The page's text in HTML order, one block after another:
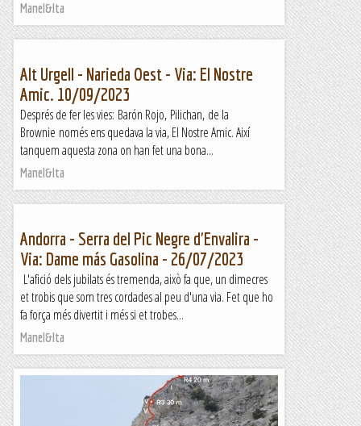
Manel&Ita
Alt Urgell - Narieda Oest - Via: El Nostre
Amic. 10/09/2023
Després de fer les vies: Barón Rojo, Pilichan, de la
Brownie només ens quedava la via, El Nostre Amic. Així
tanquem aquesta zona on han fet una bona...
Manel&Ita
Andorra - Serra del Pic Negre d'Envalira -
Via: Dame más Gasolina - 26/07/2023
L'afició dels jubilats és tremenda, això fa que, un dimecres
et trobis que som tres cordades al peu d'una via. Fet que ho
fa força més divertit i més si et trobes...
Manel&Ita